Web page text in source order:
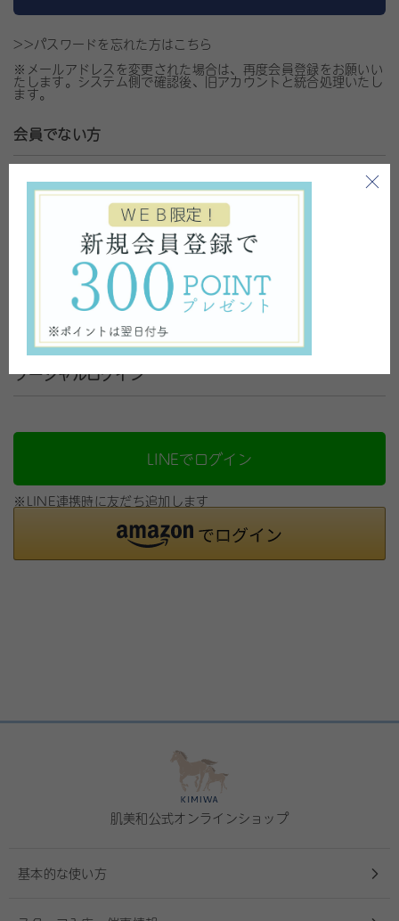
>>パスワードを忘れた方はこちら
※メールアドレスを変更された場合は、再度会員登録をお願いい
たします。システム側で確認後、旧アカウントと統合処理いたし
ます。
会員でない方
会員登録がお済みで無い方はこちらから登録をお願いいたしま
新規会員登録
ソーシャルログイン
LINEでログイン
※LINE連携時に友だち追加します
肌美和公式オンラインショップ
基本的な使い方